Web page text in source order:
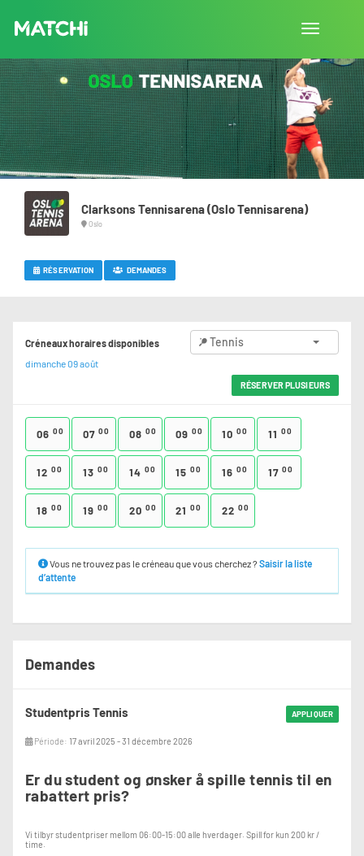
Afficher/
navigation
Clarksons Tennisarena (Oslo Tennisarena)
Oslo
RÉSERVATION DEMANDES
Créneaux horaires disponibles
dimanche 09 août
Tennis
RÉSERVER PLUSIEURS
06 00 07 00 08 00 09 00 10 00 11 00
12 00 13 00 14 00 15 00 16 00 17 00
18 00 19 00 20 00 21 00 22 00
Vous ne trouvez pas le créneau que vous cherchez ? Saisir la liste
d’attente
Demandes
APPLIQUER
Studentpris Tennis
Période: 17 avril 2025 - 31 décembre 2026
Er du student og ønsker å spille tennis til en
rabattert pris?
Vi tilbyr studentpriser mellom 06:00-15:00 alle hverdager. Spill for kun 200 kr /
time.